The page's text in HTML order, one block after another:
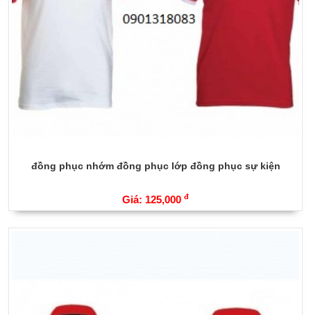
đồng phục nhớm đồng phục lớp đồng phục sự kiện
Giá: 125,000 đ